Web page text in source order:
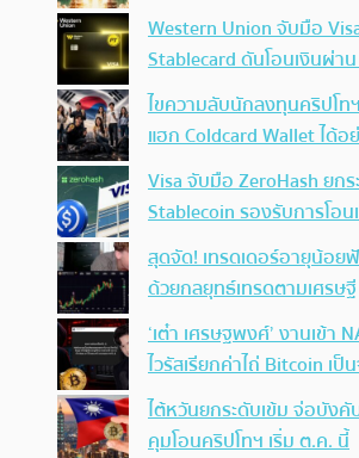
Western Union จับมือ
Stablecard ดันโอนเงินผ่า
ไขความลับนักลงทุนคริปโท
แฮก Coldcard Wallet ได้อ
Visa จับมือ ZeroHash ยกร
Stablecoin รองรับการโอน
สุดจัด! เทรดเดอร์อายุน้อย
ด้วยกลยุทธ์เทรดตามเศรษฐี
‘เต๋า เศรษฐพงศ์’ งานเข้า
ไวรัสเรียกค่าไถ่ Bitcoin เป็
ไต้หวันยกระดับเข้ม จ่อบังคั
คุมโอนคริปโทฯ เริ่ม ต.ค. นี้